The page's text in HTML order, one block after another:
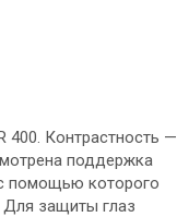
400. Контрастность —
поддержка
с помощью которого
Для защиты глаз